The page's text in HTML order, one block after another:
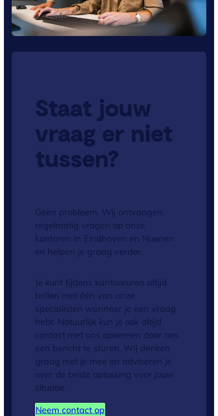
Staat jouw
vraag er niet
tussen?
Geen probleem. Wij ontvangen
regelmatig vragen op onze
kantoren in Eindhoven en Nuenen
en helpen je graag verder.
Je kunt tijdens kantooruren altijd
bellen met één van onze
specialisten wanneer je een vraag
hebt. Natuurlijk kun je ook altijd
contact met ons opnemen door ons
een bericht te sturen. Wij denken
graag met je mee en adviseren je
over de beste oplossing voor jouw
situatie.
Neem contact op